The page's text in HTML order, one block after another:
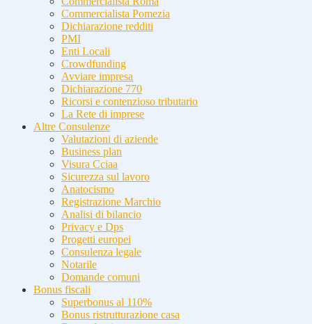
Commercialista Pomezia
Dichiarazione redditi
PMI
Enti Locali
Crowdfunding
Avviare impresa
Dichiarazione 770
Ricorsi e contenzioso tributario
La Rete di imprese
Altre Consulenze
Valutazioni di aziende
Business plan
Visura Cciaa
Sicurezza sul lavoro
Anatocismo
Registrazione Marchio
Analisi di bilancio
Privacy e Dps
Progetti europei
Consulenza legale
Notarile
Domande comuni
Bonus fiscali
Superbonus al 110%
Bonus ristrutturazione casa